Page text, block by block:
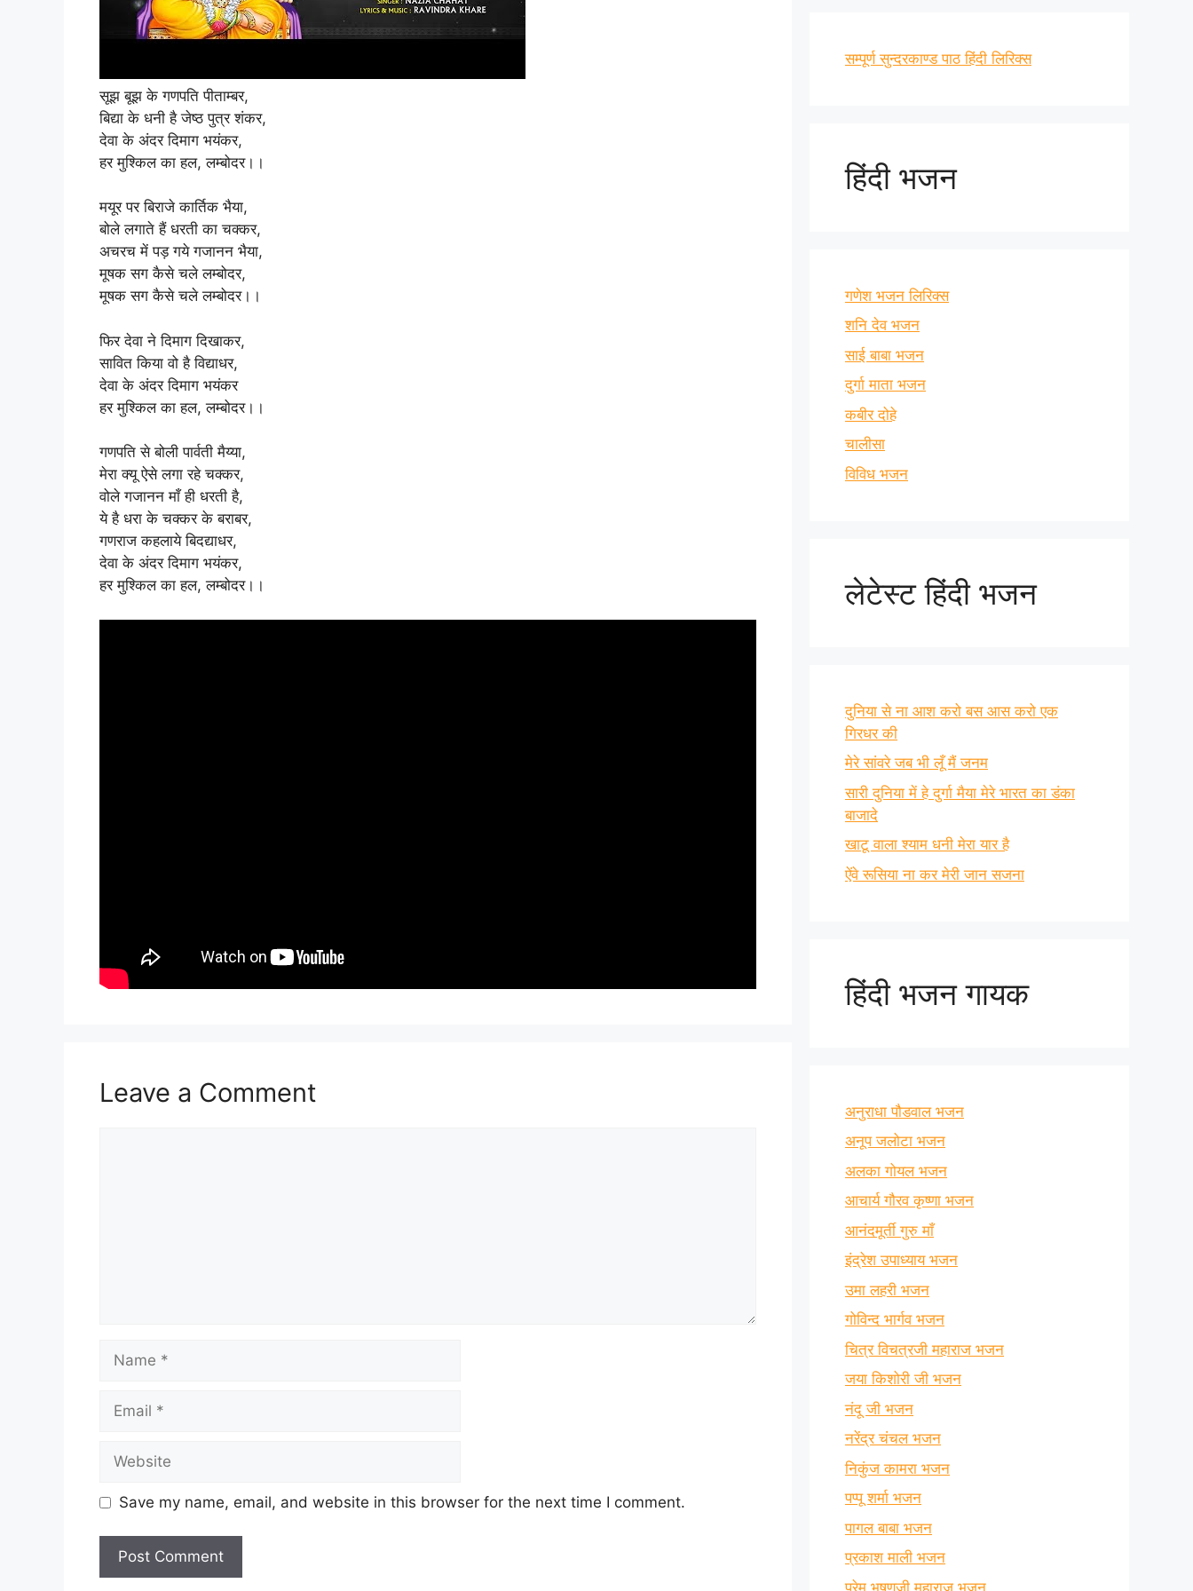
सूझ बूझ के गणपति पीताम्बर,
बिद्या के धनी है जेष्ठ पुत्र शंकर,
देवा के अंदर दिमाग भयंकर,
हर मुश्किल का हल, लम्बोदर।।
मयूर पर बिराजे कार्तिक भैया,
बोले लगाते हैं धरती का चक्कर,
अचरच में पड़ गये गजानन भैया,
मूषक सग कैसे चले लम्बोदर,
मूषक सग कैसे चले लम्बोदर।।
फिर देवा ने दिमाग दिखाकर,
सावित किया वो है विद्याधर,
देवा के अंदर दिमाग भयंकर
हर मुश्किल का हल, लम्बोदर।।
गणपति से बोली पार्वती मैय्या,
मेरा क्यू ऐसे लगा रहे चक्कर,
वोले गजानन माँ ही धरती है,
ये है धरा के चक्कर के बराबर,
गणराज कहलाये बिदद्याधर,
देवा के अंदर दिमाग भयंकर,
हर मुश्किल का हल, लम्बोदर।।
Leave a Comment
Save my name, email, and website in this browser for the next time I comment.
सम्पूर्ण सुन्दरकाण्ड पाठ हिंदी लिरिक्स
हिंदी भजन
गणेश भजन लिरिक्स
शनि देव भजन
साई बाबा भजन
दुर्गा माता भजन
कबीर दोहे
चालीसा
विविध भजन
लेटेस्ट हिंदी भजन
दुनिया से ना आश करो बस आस करो एक
गिरधर की
मेरे सांवरे जब भी लूँ मैं जनम
सारी दुनिया में हे दुर्गा मैया मेरे भारत का डंका
बाजादे
खाटू वाला श्याम धनी मेरा यार है
ऐंवे रूसिया ना कर मेरी जान सजना
हिंदी भजन गायक
अनुराधा पौडवाल भजन
अनूप जलोटा भजन
अलका गोयल भजन
आचार्य गौरव कृष्णा भजन
आनंदमूर्ती गुरु माँ
इंद्रेश उपाध्याय भजन
उमा लहरी भजन
गोविन्द भार्गव भजन
चित्र विचत्रजी महाराज भजन
जया किशोरी जी भजन
नंदू जी भजन
नरेंद्र चंचल भजन
निकुंज कामरा भजन
पप्पू शर्मा भजन
पागल बाबा भजन
प्रकाश माली भजन
प्रेम भूषणजी महाराज भजन